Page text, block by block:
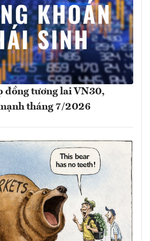
đồng tương lai VN30,
tháng 7/2026